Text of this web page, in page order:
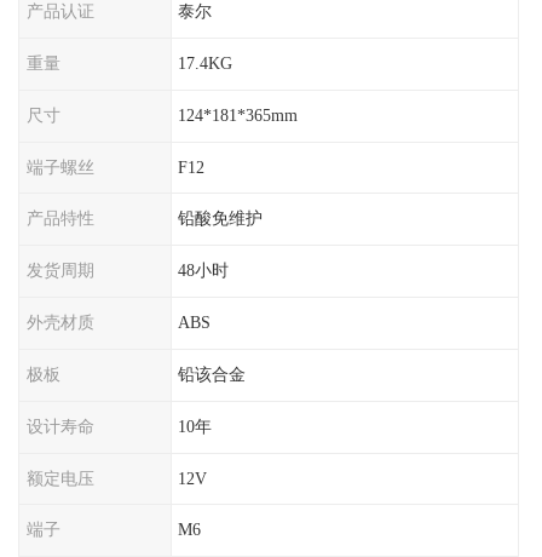
产品认证 泰尔
重量 17.4KG
尺寸 124*181*365mm
端子螺丝 F12
产品特性 铅酸免维护
发货周期 48小时
外壳材质 ABS
极板 铅该合金
设计寿命 10年
额定电压 12V
端子 M6